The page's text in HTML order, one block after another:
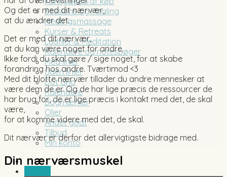
Sessions og Healing
Healingsmassage
Kurser & Retreats
Lydfiler & Meditation
Kalendere og notesbøger
Med linier
Uden linier
Dot Grid
Kalendere
Bogmærker
Olier
Andet godt
Tilbud
Min konto
Og det er med dit nærvær,
at du ændrer det.
Det er med dit nærvær,
at du kan være noget for andre.
Ikke fordi du skal gøre / sige noget, for at skabe
forandring hos andre. Tværtimod <3
Med dit blotte nærvær tillader du andre mennesker at
være dem de er. Og de har lige præcis de ressourcer de
har brug for, de er lige præcis i kontakt med det, de skal
være,
for at komme videre med det, de skal.
Dit nærvær er derfor det allervigtigste bidrage med.
Din nærværsmuskel